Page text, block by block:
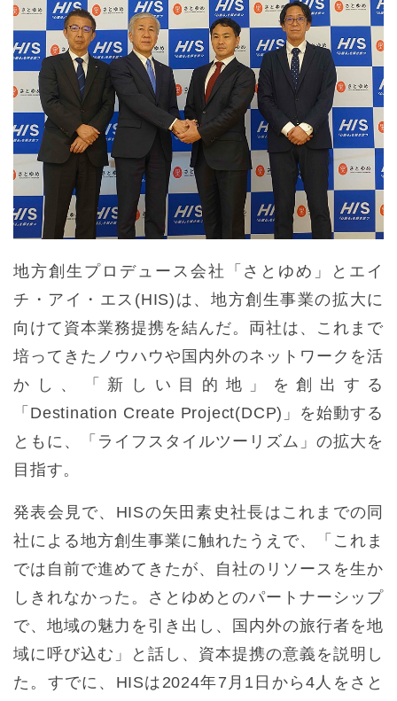
地方創生プロデュース会社「さとゆめ」とエイ
チ・アイ・エス(HIS)は、地方創生事業の拡大に
向けて資本業務提携を結んだ。両社は、これまで
培ってきたノウハウや国内外のネットワークを活
かし、「新しい目的地」を創出する
「Destination Create Project(DCP)」を始動する
ともに、「ライフスタイルツーリズム」の拡大を
目指す。
発表会見で、HISの矢田素史社長はこれまでの同
社による地方創生事業に触れたうえで、「これま
では自前で進めてきたが、自社のリソースを生か
しきれなかった。さとゆめとのパートナーシップ
で、地域の魅力を引き出し、国内外の旅行者を地
域に呼び込む」と話し、資本提携の意義を説明し
た。すでに、HISは2024年7月1日から4人をさと